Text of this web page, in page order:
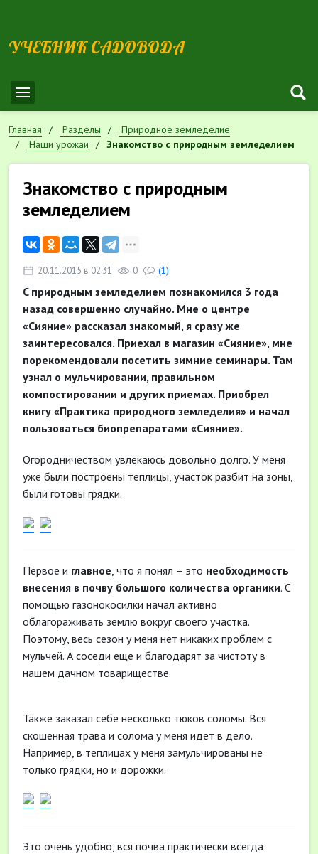
УЧЕБНИК САДОВОДА
Главная Разделы
Природное земледелие
Наши урожаи
Знакомство с природным земледелием
Знакомство с природным
земледелием
20.11.2015 в 02:31 0 (1)
C природным земледелием познакомился 3 года
назад совершенно случайно. Мне о центре
«Сияние» рассказал знакомый, я сразу же
заинтересовался. Приехал в магазин «Сияние», мне
порекомендовали посетить зимние семинары. Там
узнал о мульчировании, правильном
компостировании и других приемах. Приобрел
книгу «Практика природного земледелия» и начал
пользоваться биопрепаратами «Сияние».
Огородничеством увлекаюсь довольно долго. У меня
уже были построены теплицы, участок разбит на зоны,
были готовы грядки.
Первое и главное, что я понял – это необходимость
внесения в почву большого количества органики. С
помощью газонокосилки начал активно
облагораживать землю вокруг своего участка.
Поэтому, весь сезон у меня нет никаких проблем с
мульчей. А соседи еще и благодарят за чистоту в
нашем дачном товариществе.
Также заказал себе несколько тюков соломы. Вся
скошенная трава и солома у меня идет в дело.
Например, в теплицах у меня замульчированы не
только грядки, но и дорожки.
Это очень удобно, вся почва практически всегда